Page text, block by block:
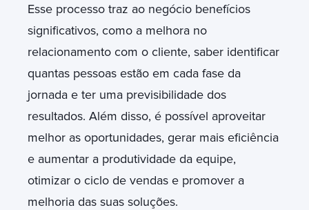
Esse processo traz ao negócio benefícios
significativos, como a melhora no
relacionamento com o cliente, saber identificar
quantas pessoas estão em cada fase da
jornada e ter uma previsibilidade dos
resultados. Além disso, é possível aproveitar
melhor as oportunidades, gerar mais eficiência
e aumentar a produtividade da equipe,
otimizar o ciclo de vendas e promover a
melhoria das suas soluções.